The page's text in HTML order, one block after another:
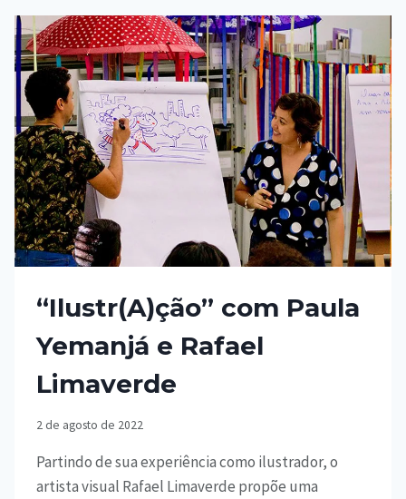
“Ilustr(A)ção” com Paula
Yemanjá e Rafael
Limaverde
2 de agosto de 2022
Partindo de sua experiência como ilustrador, o
artista visual Rafael Limaverde propõe uma